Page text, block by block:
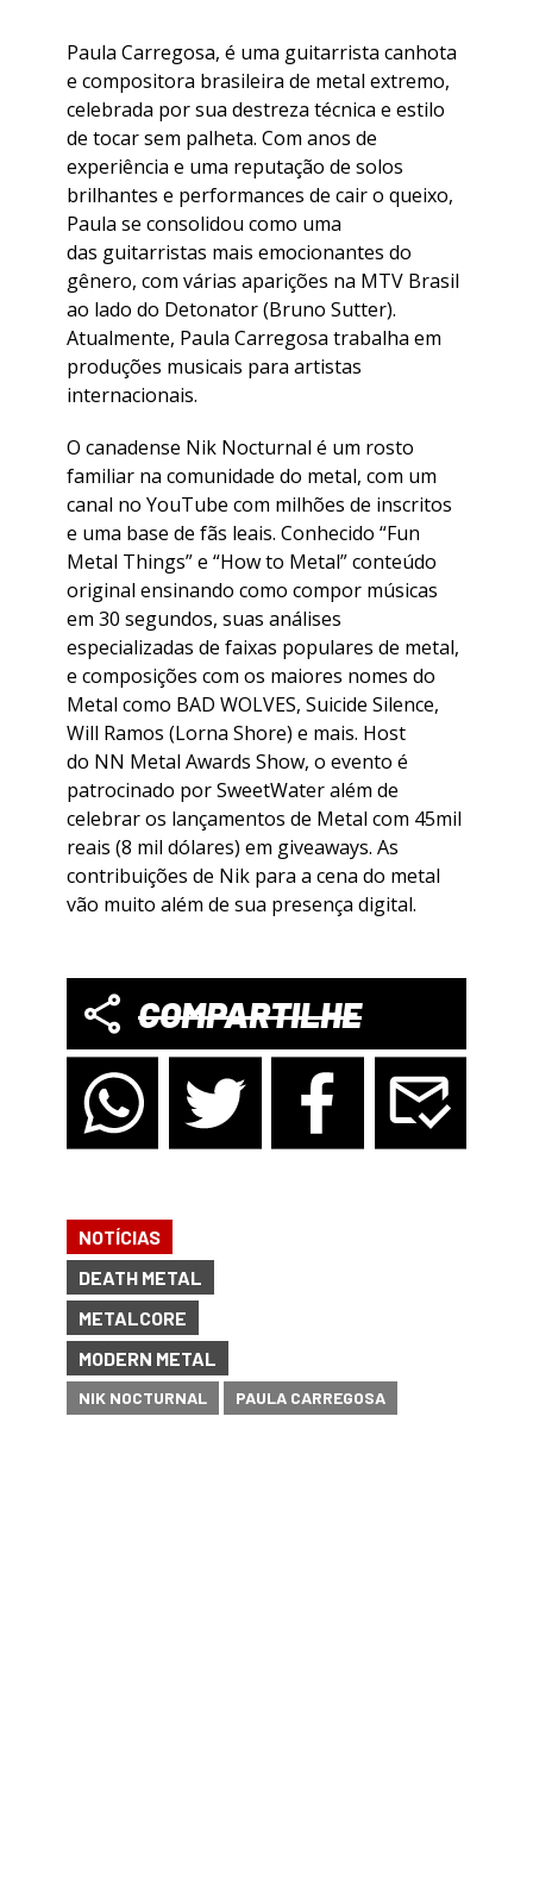
Paula Carregosa, é uma guitarrista canhota
e compositora brasileira de metal extremo,
celebrada por sua destreza técnica e estilo
de tocar sem palheta. Com anos de
experiência e uma reputação de solos
brilhantes e performances de cair o queixo,
Paula se consolidou como uma
das guitarristas mais emocionantes do
gênero, com várias aparições na MTV Brasil
ao lado do Detonator (Bruno Sutter).
Atualmente, Paula Carregosa trabalha em
produções musicais para artistas
internacionais.
O canadense Nik Nocturnal é um rosto
familiar na comunidade do metal, com um
canal no YouTube com milhões de inscritos
e uma base de fãs leais. Conhecido “Fun
Metal Things” e “How to Metal” conteúdo
original ensinando como compor músicas
em 30 segundos, suas análises
especializadas de faixas populares de metal,
e composições com os maiores nomes do
Metal como BAD WOLVES, Suicide Silence,
Will Ramos (Lorna Shore) e mais. Host
do NN Metal Awards Show, o evento é
patrocinado por SweetWater além de
celebrar os lançamentos de Metal com 45mil
reais (8 mil dólares) em giveaways. As
contribuições de Nik para a cena do metal
vão muito além de sua presença digital.
COMPARTILHE
NOTÍCIAS
DEATH METAL
METALCORE
MODERN METAL
NIK NOCTURNAL PAULA CARREGOSA